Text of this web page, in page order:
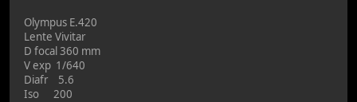
Olympus E.420
Lente Vivitar
D focal 360 mm
V exp 1/640
Diafr 5.6
Iso 200